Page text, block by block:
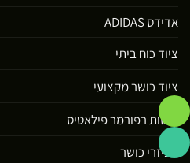
אדידס ADIDAS
ציוד כוח ביתי
ציוד כושר מקצועי
מיטות רפורמר פילאטיס
אביזרי כושר